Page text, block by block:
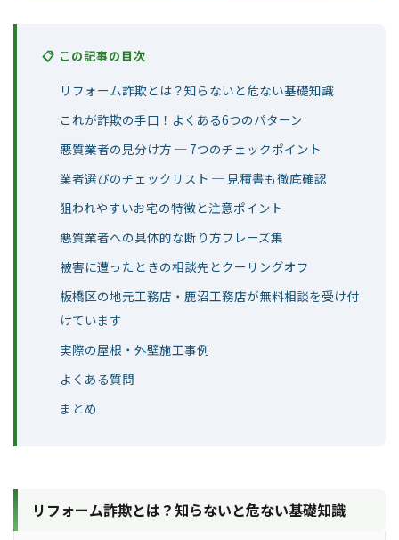
📋 この記事の目次
リフォーム詐欺とは？知らないと危ない基礎知識
これが詐欺の手口！よくある6つのパターン
悪質業者の見分け方 ─ 7つのチェックポイント
業者選びのチェックリスト ─ 見積書も徹底確認
狙われやすいお宅の特徴と注意ポイント
悪質業者への具体的な断り方フレーズ集
被害に遭ったときの相談先とクーリングオフ
板橋区の地元工務店・鹿沼工務店が無料相談を受け付
けています
実際の屋根・外壁施工事例
よくある質問
まとめ
リフォーム詐欺とは？知らないと危ない基礎知識